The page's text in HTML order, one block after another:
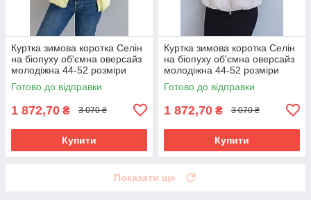
Куртка зимова коротка Селін
на біопуху об'ємна оверсайз
молодіжна 44-52 розміри
лимонна
Готово до відправки
1 872,70 ₴ 3 070 ₴
Купити
Куртка зимова коротка Селін
на біопуху об'ємна оверсайз
молодіжна 44-52 розміри
молочна
Готово до відправки
1 872,70 ₴ 3 070 ₴
Купити
Показати ще